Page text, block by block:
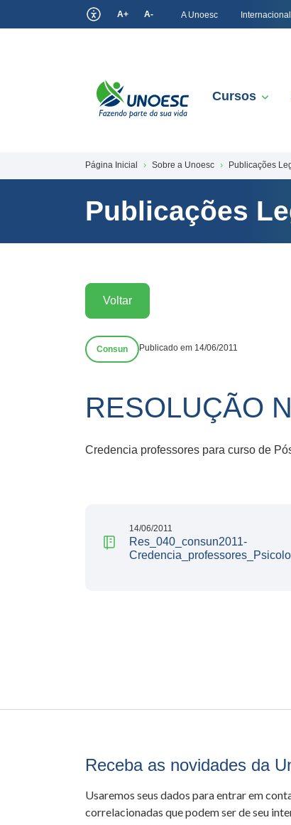
A+ A- A Unoesc
Cursos
Página Inicial Sobre a Unoesc Publicações
Publicações
Voltar
Consun Publicado em 14/06/2011
RESOLUÇÃO
Credencia professores para curso de
14/06/2011
Res_040_consun2011-
Receba as novidades da
Usaremos seus dados para entrar em
correlacionadas que podem ser de seu